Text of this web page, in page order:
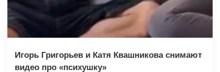
Игорь Григорьев и Катя Квашникова снимают
видео про «психушку»